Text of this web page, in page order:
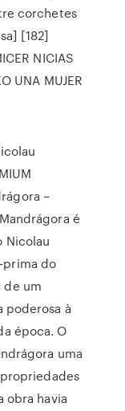
corchetes
[182]
NICIAS
UNA MUJER
–
é
Nicolau
prima do
de um
poderosa à
época. O
uma
obra havia